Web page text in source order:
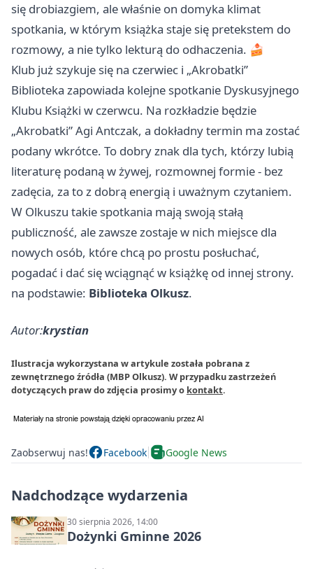
się drobiazgiem, ale właśnie on domyka klimat
spotkania, w którym książka staje się pretekstem do
rozmowy, a nie tylko lekturą do odhaczenia. 🍰
Klub już szykuje się na czerwiec i „Akrobatki”
Biblioteka zapowiada kolejne spotkanie Dyskusyjnego
Klubu Książki w czerwcu. Na rozkładzie będzie
„Akrobatki” Agi Antczak, a dokładny termin ma zostać
podany wkrótce. To dobry znak dla tych, którzy lubią
literaturę podaną w żywej, rozmownej formie - bez
zadęcia, za to z dobrą energią i uważnym czytaniem.
W Olkuszu takie spotkania mają swoją stałą
publiczność, ale zawsze zostaje w nich miejsce dla
nowych osób, które chcą po prostu posłuchać,
pogadać i dać się wciągnąć w książkę od innej strony.
na podstawie: Biblioteka Olkusz.
Autor:krystian
Ilustracja wykorzystana w artykule została pobrana z
zewnętrznego źródła (MBP Olkusz). W przypadku zastrzeżeń
dotyczących praw do zdjęcia prosimy o kontakt.
Zaobserwuj nas! Facebook Google News
Nadchodzące wydarzenia
30 sierpnia 2026, 14:00
Dożynki Gminne 2026